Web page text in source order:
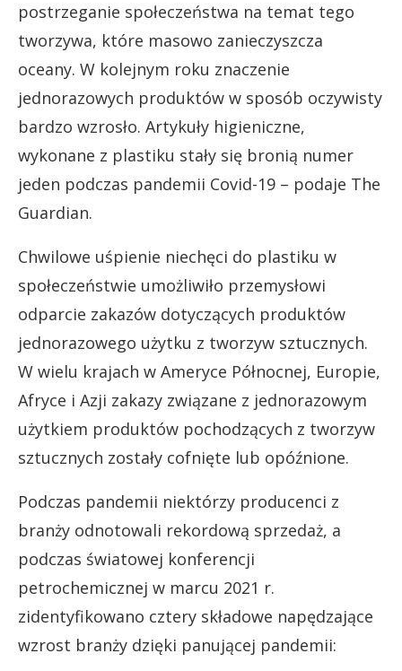
postrzeganie społeczeństwa na temat tego
tworzywa, które masowo zanieczyszcza
oceany. W kolejnym roku znaczenie
jednorazowych produktów w sposób oczywisty
bardzo wzrosło. Artykuły higieniczne,
wykonane z plastiku stały się bronią numer
jeden podczas pandemii Covid-19 – podaje The
Guardian.
Chwilowe uśpienie niechęci do plastiku w
społeczeństwie umożliwiło przemysłowi
odparcie zakazów dotyczących produktów
jednorazowego użytku z tworzyw sztucznych.
W wielu krajach w Ameryce Północnej, Europie,
Afryce i Azji zakazy związane z jednorazowym
użytkiem produktów pochodzących z tworzyw
sztucznych zostały cofnięte lub opóźnione.
Podczas pandemii niektórzy producenci z
branży odnotowali rekordową sprzedaż, a
podczas światowej konferencji
petrochemicznej w marcu 2021 r.
zidentyfikowano cztery składowe napędzające
wzrost branży dzięki panującej pandemii: